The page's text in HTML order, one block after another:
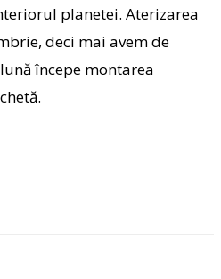
planetei. Aterizarea
deci mai avem de
începe montarea